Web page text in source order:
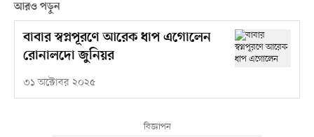
আরও পড়ুন
বাবার স্বপ্নপূরণে আরেক ধাপ এগোলেন
রোনালদো জুনিয়র
৩১ অক্টোবর ২০২৫